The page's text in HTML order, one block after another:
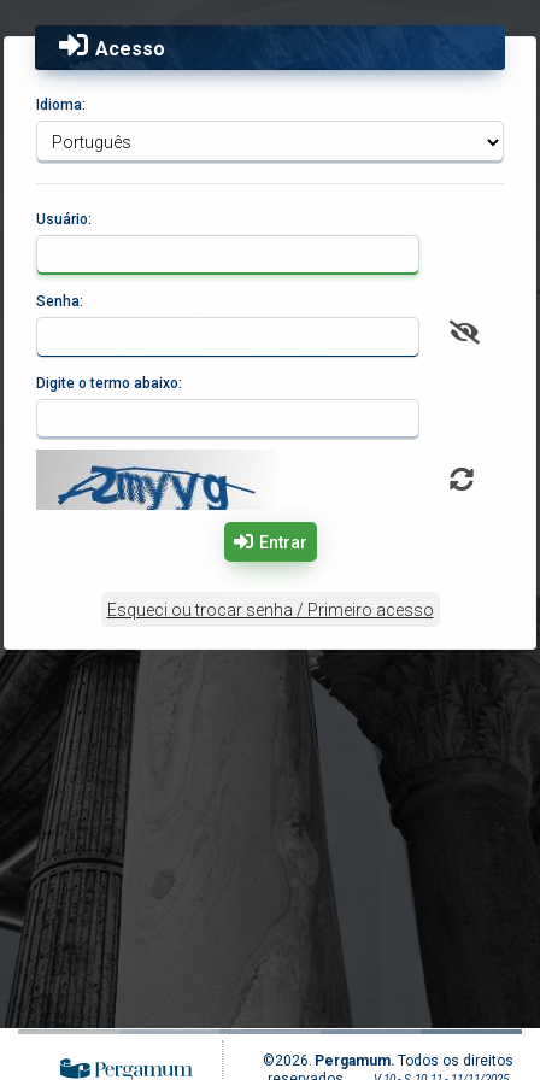
Acesso
Idioma:
Usuário:
Senha:
Digite o termo abaixo:
Entrar
Esqueci ou trocar senha / Primeiro acesso
©2026. Pergamum. Todos os direitos